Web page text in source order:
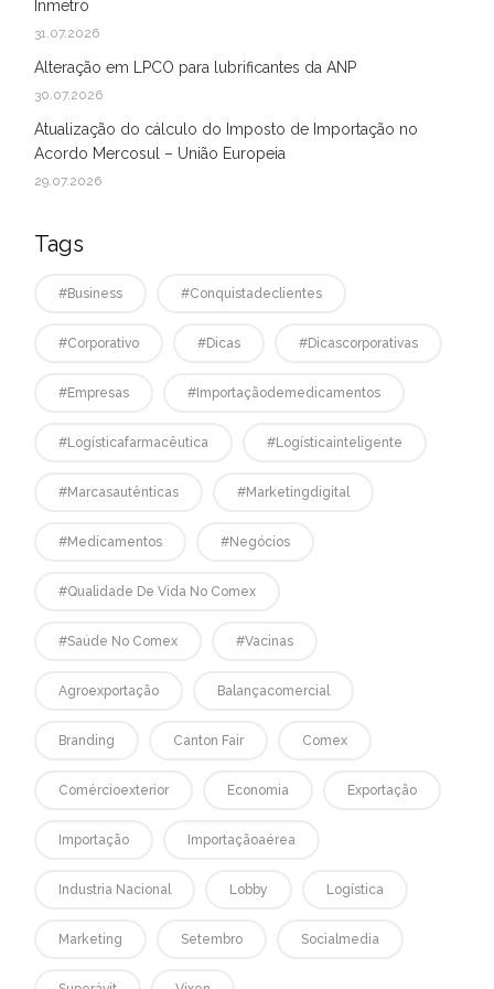
Inmetro
31.07.2026
Alteração em LPCO para lubrificantes da ANP
30.07.2026
Atualização do cálculo do Imposto de Importação no
Acordo Mercosul – União Europeia
29.07.2026
Tags
#business #conquistadeclientes
#corporativo #dicas #dicascorporativas
#empresas #Importaçãodemedicamentos
#logísticafarmacêutica #logísticainteligente
#marcasautênticas #marketingdigital
#medicamentos #negócios
#qualidade De Vida No Comex
#saúde No Comex #vacinas
Agroexportação Balançacomercial
Branding Canton Fair Comex
Comércioexterior Economia Exportação
Importação Importaçãoaérea
Industria Nacional Lobby Logística
Marketing Setembro Socialmedia